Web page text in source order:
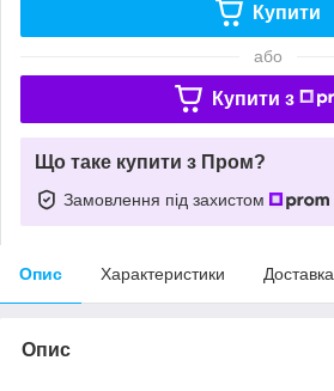
Купити
або
Купити з
Що таке купити з Пром?
Замовлення під захистом
Опис Характеристики Доставка
Опис